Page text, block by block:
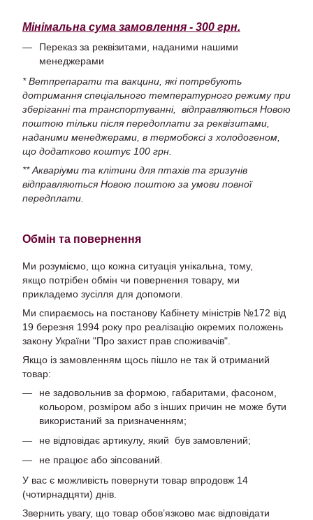
Мінімальна сума замовлення - 300 грн.
Переказ за реквізитами, наданими нашими
менеджерами
* Ветпрепарати та вакцини, які потребують
дотримання спеціального температурного режиму при
зберіганні та транспортуванні, відправляються Новою
поштою тільки після передоплати за реквізитами,
наданими менеджерами, в термобоксі з холодогеном,
що додатково коштує 100 грн.
** Акваріуми та клітини для птахів та гризунів
відправляються Новою поштою за умови повної
передплати.
Обмін та повернення
Ми розуміємо, що кожна ситуація унікальна, тому,
якщо потрібен обмін чи повернення товару, ми
прикладемо зусілля для допомоги.
Ми спираємось на постанову Кабінету міністрів №172 від
19 березня 1994 року про реалізацію окремих положень
закону України "Про захист прав споживачів".
Якщо із замовленням щось пішло не так й отриманий
товар:
не задовольнив за формою, габаритами, фасоном,
кольором, розміром або з інших причин не може бути
використаний за призначенням;
не відповідає артикулу, який був замовлений;
не працює або зіпсований.
У вас є можливість повернути товар впродовж 14
(чотирнадцяти) днів.
Звернить увагу, що товар обов’язково має відповідати